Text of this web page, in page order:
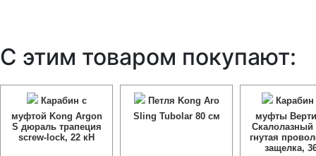
С этим товаром покупают:
Карабин с
муфтой Kong Argon
S дюраль трапеция
screw-lock, 22 кН
Петля Kong Aro
Sling Tubolar 80 см
Карабин
муфты
Скалолазный
гнутая
защелка,